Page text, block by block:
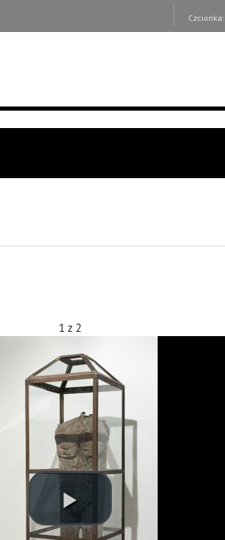
Czcionka:
1 z 2